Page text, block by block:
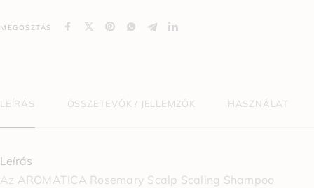
MEGOSZTÁS
LEÍRÁS ÖSSZETEVŐK / JELLEMZŐK HASZNÁLAT
Leírás
Az AROMATICA Rosemary Scalp Scaling Shampoo